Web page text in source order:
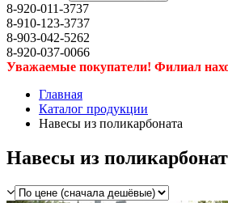
8-920-011-3737
8-910-123-3737
8-903-042-5262
8-920-037-0066
Уважаемые покупатели! Филиал
Главная
Каталог продукции
Навесы из поликарбоната
Навесы из